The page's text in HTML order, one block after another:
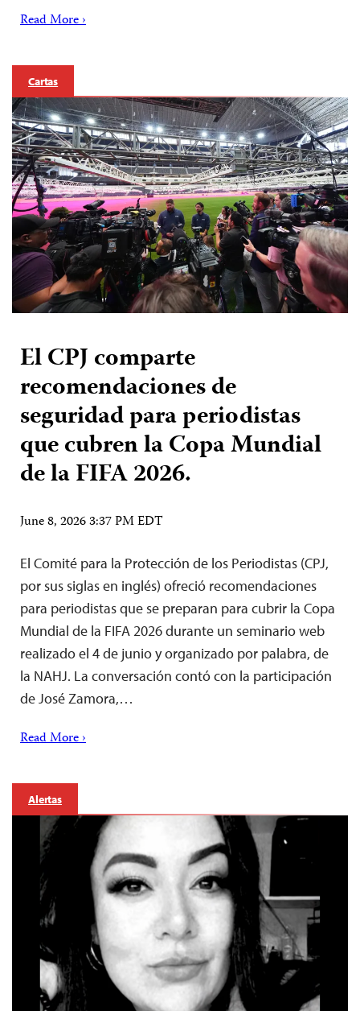
Read More ›
Cartas
El CPJ comparte
recomendaciones de
seguridad para periodistas
que cubren la Copa Mundial
de la FIFA 2026.
June 8, 2026 3:37 PM EDT
El Comité para la Protección de los Periodistas (CPJ,
por sus siglas en inglés) ofreció recomendaciones
para periodistas que se preparan para cubrir la Copa
Mundial de la FIFA 2026 durante un seminario web
realizado el 4 de junio y organizado por palabra, de
la NAHJ. La conversación contó con la participación
de José Zamora,…
Read More ›
Alertas